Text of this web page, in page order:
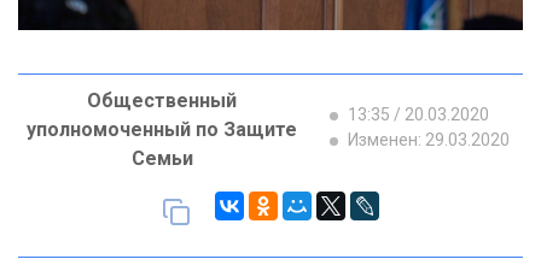
Общественный
уполномоченный по Защите
Семьи
13:35 / 20.03.2020
Изменен: 29.03.2020